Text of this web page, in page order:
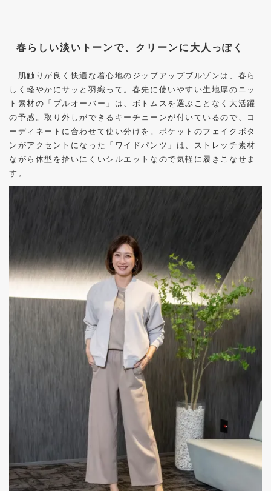
春らしい淡いトーンで、クリーンに大人っぽく
肌触りが良く快適な着心地のジップアップブルゾンは、春ら
しく軽やかにサッと羽織って。春先に使いやすい生地厚のニッ
ト素材の「プルオーバー」は、ボトムスを選ぶことなく大活躍
の予感。取り外しができるキーチェーンが付いているので、コ
ーディネートに合わせて使い分けを。ポケットのフェイクボタ
ンがアクセントになった「ワイドパンツ」は、ストレッチ素材
ながら体型を拾いにくいシルエットなので気軽に履きこなせま
す。